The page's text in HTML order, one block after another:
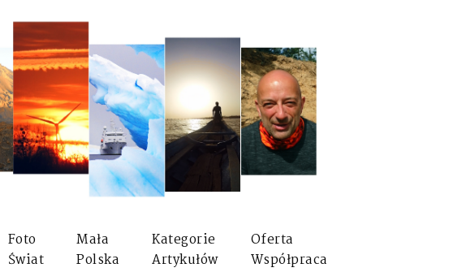
Foto
Świat
Mała
Polska
Kategorie
Artykułów
Oferta
Współpraca